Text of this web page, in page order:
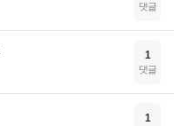
댓글
1
댓글
1